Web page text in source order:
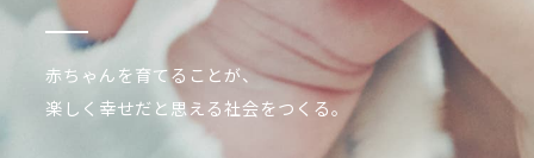
赤ちゃんを育てることが、
楽しく幸せだと思える社会をつくる。